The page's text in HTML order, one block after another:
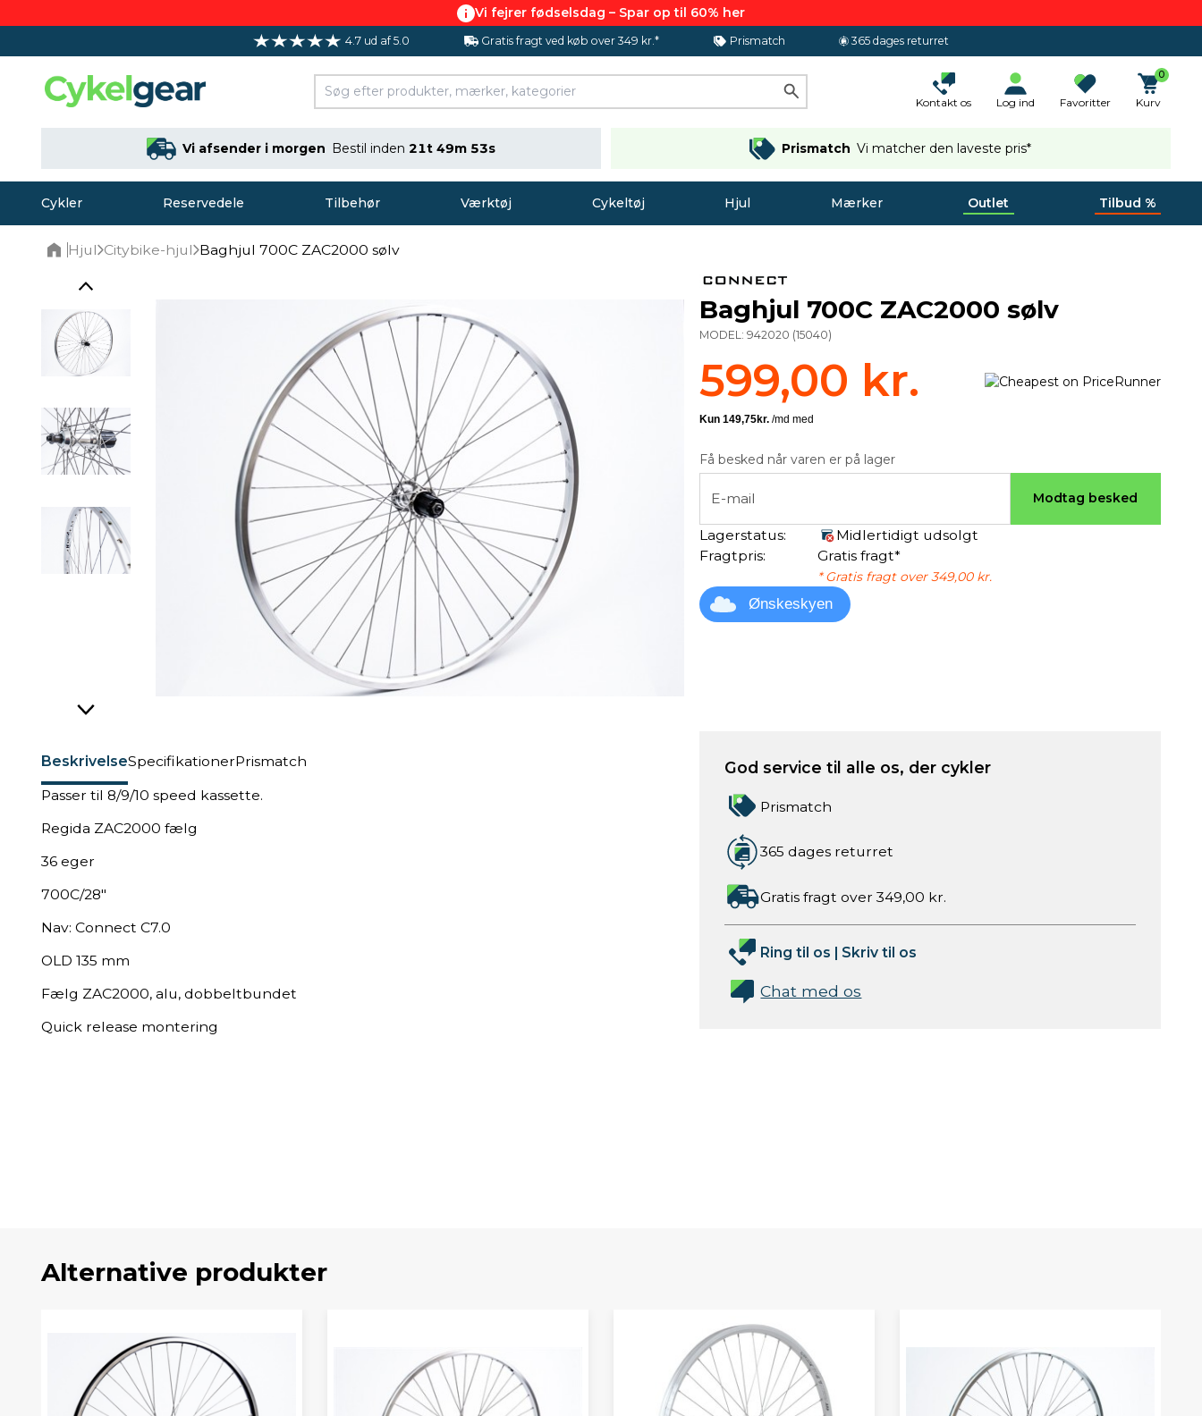
Vi fejrer fødselsdag – Spar op til 60% her
4.7 ud af 5.0 Gratis fragt ved køb over 349 kr.* Prismatch 365 dages returret
Kontakt os Log ind Favoritter
0
Kurv
Vi afsender i morgen Bestil inden 21t 49m 52s Prismatch Vi matcher den laveste pris*
Cykler Reservedele Tilbehør Værktøj Cykeltøj Hjul Mærker Outlet Tilbud %
Hjul Citybike-hjul Baghjul 700C ZAC2000 sølv
BeskrivelseSpecifikationerPrismatch
Passer til 8/9/10 speed kassette.
Regida ZAC2000 fælg
​36 eger
700C/28"
Nav: Connect C7.0
OLD 135 mm
Fælg ZAC2000, alu, dobbeltbundet
Quick release montering
Baghjul 700C ZAC2000 sølv
MODEL:942020 (15040)
599,00 kr.
Få besked når varen er på lager
E-mail Modtag besked
Lagerstatus:
Midlertidigt udsolgt
Fragtpris:
Gratis fragt*
* Gratis fragt over 349,00 kr.
Ønskeskyen
God service til alle os, der cykler
Prismatch
365 dages returret
Gratis fragt over 349,00 kr.
Ring til os | Skriv til os
Chat med os
Alternative produkter